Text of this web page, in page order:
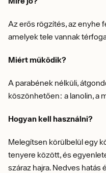
Az erős rögzítés, az enyhe
amelyek tele vannak
Miért működik?
A parabének nélküli,
köszönhetően: a lanolin, a
Hogyan kell használni?
Melegítsen körülbelül egy
tenyere között, és
száraz hajra. Nedves hatás